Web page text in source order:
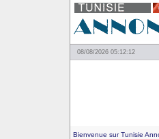
08/08/2026 05:12:12
Bienvenue sur Tunisie